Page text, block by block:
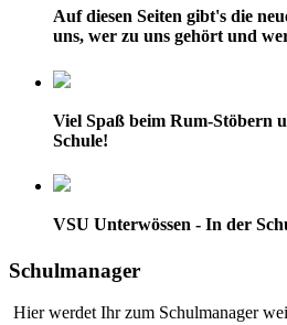
Auf diesen Seiten gibt's die
uns, wer zu uns gehört und
Viel Spaß beim Rum-Stöbern
Schule!
VSU Unterwössen - In der
Schulmanager
Hier werdet Ihr zum Schulmanager